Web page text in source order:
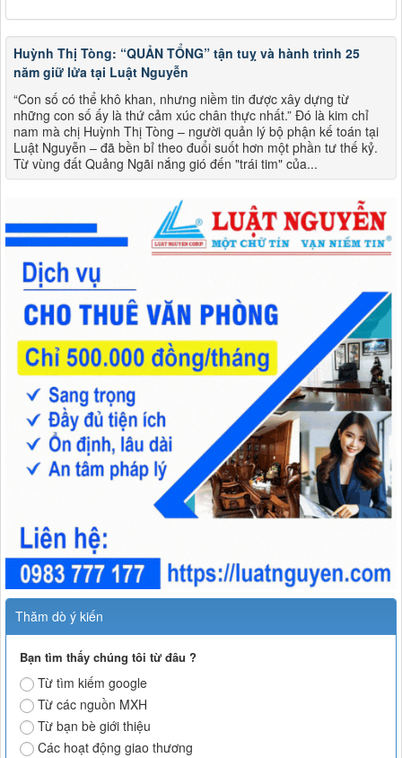
Huỳnh Thị Tòng: “QUẢN TỔNG” tận tuỵ và hành trình 25
năm giữ lửa tại Luật Nguyễn
“Con số có thể khô khan, nhưng niềm tin được xây dựng từ
những con số ấy là thứ cảm xúc chân thực nhất.” Đó là kim chỉ
nam mà chị Huỳnh Thị Tòng – người quản lý bộ phận kế toán tại
Luật Nguyễn – đã bền bỉ theo đuổi suốt hơn một phần tư thế kỷ.
Từ vùng đất Quảng Ngãi nắng gió đến "trái tim" của...
Thăm dò ý kiến
Bạn tìm thấy chúng tôi từ đâu ?
Từ tìm kiếm google
Từ các nguồn MXH
Từ bạn bè giới thiệu
Các hoạt động giao thương